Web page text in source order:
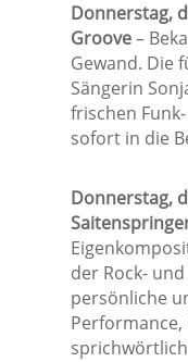
Donnerstag,
Groove–
Gewand. Die
Sängerin
frischen
sofort in die
Donnerstag,
der Rock-
persönliche